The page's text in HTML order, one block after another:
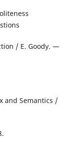
/ E. Goody. —
and Semantics /